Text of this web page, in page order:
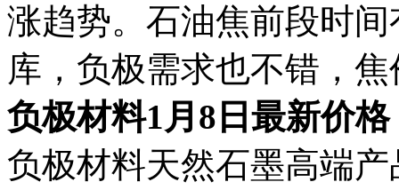
涨趋势。石油焦前段时
库，负极需求也不错，
负极材料1月8日最新价格
负极材料天然石墨高端产